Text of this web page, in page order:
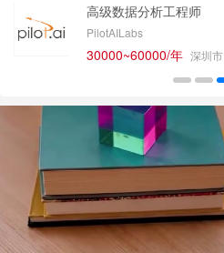
高级数据分析工程师
PilotAILabs
30000~60000/年 深圳市